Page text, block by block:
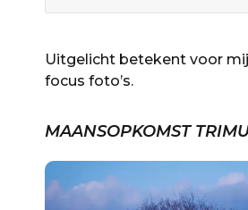
Uitgelicht betekent voor
focus foto’s.
MAANSOPKOMST